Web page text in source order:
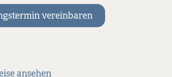
vereinbaren
ansehen